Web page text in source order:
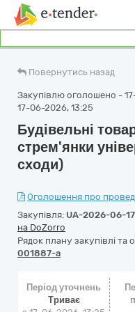
Повернутись назад
Закупівлю оголошено -
17-06-2026, 13:25
Будівельні
стрем'янки
сходи)
Оголошення про
Закупівля: UA-2026-06-
на DoZorro
Рядок плану закупівлі та
001887-a
Період уточнень
Триває